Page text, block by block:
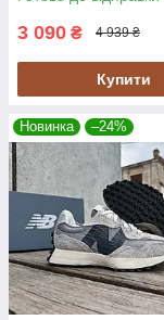
3 090 ₴ 4 939 ₴
Купити
Новинка –24%